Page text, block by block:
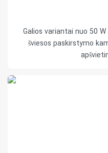
Galios variantai nuo 50
šviesos paskirstymo